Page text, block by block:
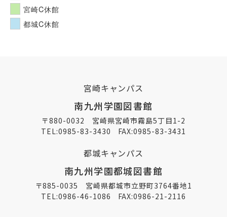
宮崎C休館
都城C休館
宮崎キャンパス
南九州学園図書館
〒880-0032 宮崎県宮崎市霧島5丁目1-2
TEL:0985-83-3430 FAX:0985-83-3431
都城キャンパス
南九州学園都城図書館
〒885-0035 宮崎県都城市立野町3764番地1
TEL:0986-46-1086 FAX:0986-21-2116